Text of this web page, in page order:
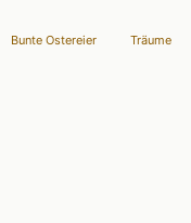
Bunte Ostereier Träume